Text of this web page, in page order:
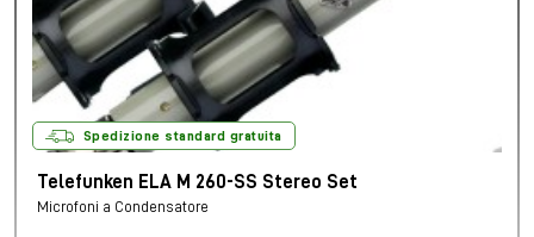
Spedizione standard gratuita
Telefunken ELA M 260-SS Stereo Set
Microfoni a Condensatore